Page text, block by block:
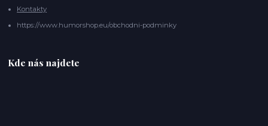
Kontakty
https://www.humorshop.eu/obchodni-podminky
Kde nás najdete